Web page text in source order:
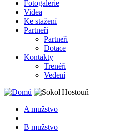
Fotogalerie
Videa
Ke stažení
Partneři
Partneři
Dotace
Kontakty
Trenéři
Vedení
A mužstvo
B mužstvo